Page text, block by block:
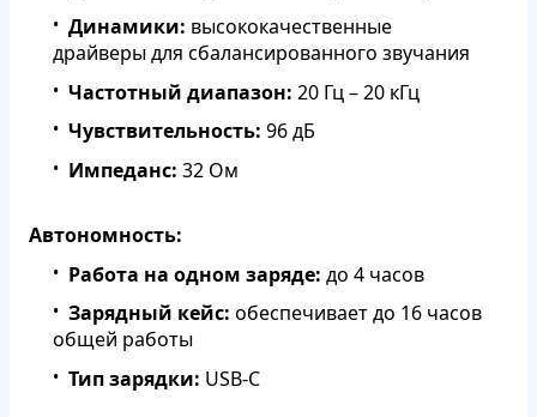
Динамики: высококачественные
драйверы для сбалансированного звучания
Частотный диапазон: 20 Гц – 20 кГц
Чувствительность: 96 дБ
Импеданс: 32 Ом
Автономность:
Работа на одном заряде: до 4 часов
Зарядный кейс: обеспечивает до 16 часов
общей работы
Тип зарядки: USB-C